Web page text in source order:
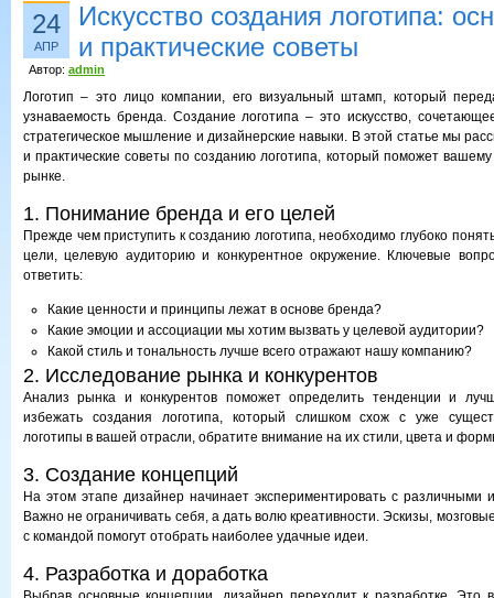
24
АПР
Искусство создания логотипа:
и практические советы
Автор: admin
Логотип – это лицо компании, его визуальный штамп, который
узнаваемость бренда. Создание логотипа – это искусство,
стратегическое мышление и дизайнерские навыки. В этой статье мы
и практические советы по созданию логотипа, который поможет
рынке.
1. Понимание бренда и его целей
Прежде чем приступить к созданию логотипа, необходимо глубоко
цели, целевую аудиторию и конкурентное окружение. Ключевые
ответить:
Какие ценности и принципы лежат в основе бренда?
Какие эмоции и ассоциации мы хотим вызвать у целевой аудитории?
Какой стиль и тональность лучше всего отражают нашу компанию?
2. Исследование рынка и конкурентов
Анализ рынка и конкурентов поможет определить тенденции и
избежать создания логотипа, который слишком схож с уже
логотипы в вашей отрасли, обратите внимание на их стили, цвета и
3. Создание концепций
На этом этапе дизайнер начинает экспериментировать с различными
Важно не ограничивать себя, а дать волю креативности. Эскизы,
с командой помогут отобрать наиболее удачные идеи.
4. Разработка и доработка